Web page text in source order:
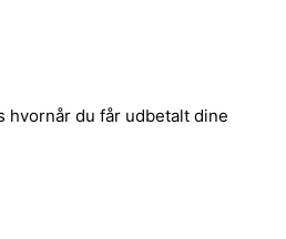
du får udbetalt dine